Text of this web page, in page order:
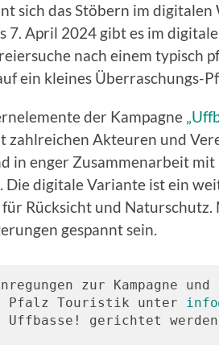
sich das Stöbern im
7. April 2024 gibt es im
nach einem typisch
ein kleines Überraschungs-
der Kampagne
zahlreichen Akteuren und
in enger Zusammenarbeit
Die digitale Variante ist ein
Rücksicht und Naturschutz.
gespannt sein.
zur Kampagne
Pfalz Touristik unter
Uffbasse! gerichtet